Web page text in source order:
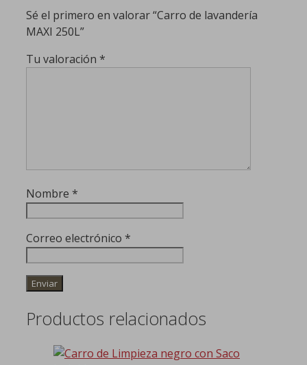
Sé el primero en valorar “Carro de lavandería
MAXI 250L”
Tu valoración *
Nombre *
Correo electrónico *
Productos relacionados